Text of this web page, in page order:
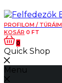
PROFILOM / TÚRÁIM
KOSÁR 0 FT
0
Quick Shop
Menu